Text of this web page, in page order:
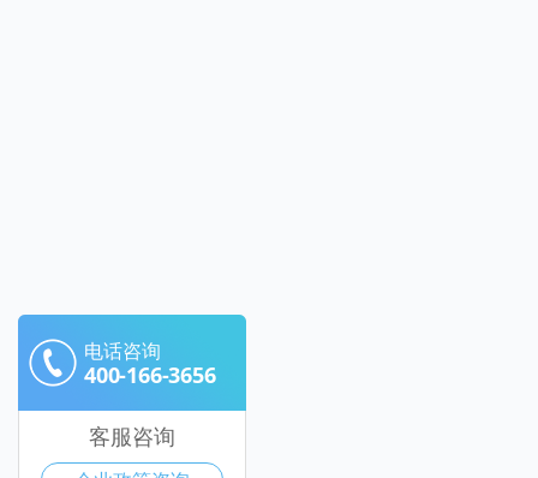
电话咨询
400-166-3656
客服咨询